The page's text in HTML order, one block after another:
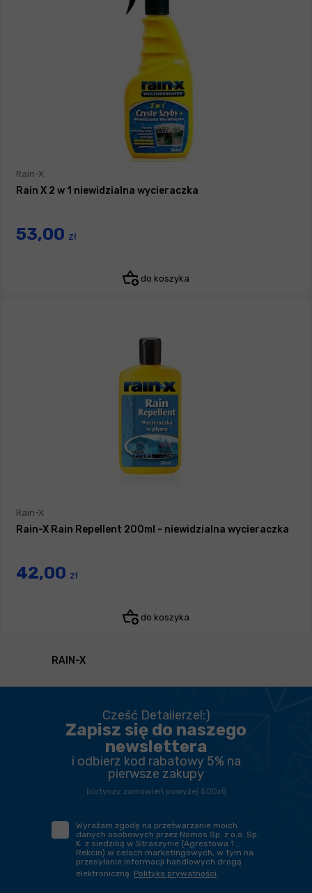
Rain-X
Rain X 2 w 1 niewidzialna wycieraczka
53,00 zł
do koszyka
Rain-X
Rain-X Rain Repellent 200ml - niewidzialna wycieraczka
42,00 zł
do koszyka
RAIN-X
Cześć Detailerze!:)
Zapisz się do naszego
newslettera
i odbierz kod rabatowy 5% na
pierwsze zakupy
(dotyczy zamówień powyżej 500zł)
Wyrażam zgodę na przetwarzanie moich
danych osobowych przez Nomos Sp. z o.o. Sp.
K. z siedzibą w Straszynie (Agrestowa 1 ,
Rekcin) w celach marketingowych, w tym na
przesyłanie informacji handlowych drogą
elektroniczną. Polityka prywatności